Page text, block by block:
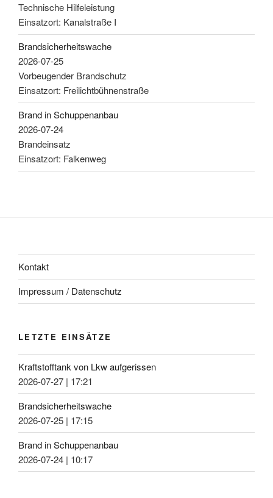
Technische Hilfeleistung
Einsatzort: Kanalstraße I
Brandsicherheitswache
2026-07-25
Vorbeugender Brandschutz
Einsatzort: Freilichtbühnenstraße
Brand in Schuppenanbau
2026-07-24
Brandeinsatz
Einsatzort: Falkenweg
Kontakt
Impressum / Datenschutz
LETZTE EINSÄTZE
Kraftstofftank von Lkw aufgerissen
2026-07-27 | 17:21
Brandsicherheitswache
2026-07-25 | 17:15
Brand in Schuppenanbau
2026-07-24 | 10:17